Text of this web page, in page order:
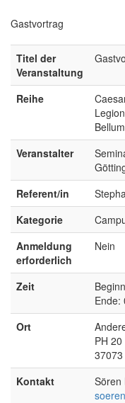
Gastvortrag
Titel der
Veranstaltung
Reihe
Veranstalter
Referent/in
Kategorie
Anmeldung
erforderlich
Nein
Zeit
Ende:
Ort
PH 20
Kontakt
Sören